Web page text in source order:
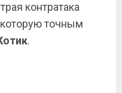
контратака
точным
.